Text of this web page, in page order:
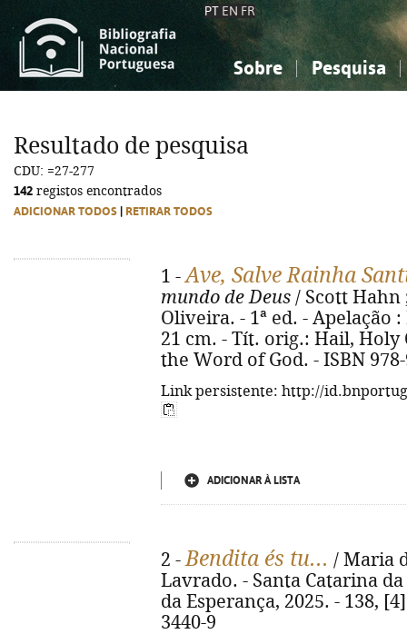
PT EN FR
Sobre Pesquisa
Ciências sociais...
Ciências sociais...
Resultado de pesquisa
CDU: =27-277
142 registos encontrados
ADICIONAR TODOS RETIRAR TODOS
1 -Ave, Salve Rainha
mundo de Deus / Scott
Oliveira. - 1ª ed. - Apelação
21 cm. - Tít. orig.: Hail,
the Word of God. - ISBN
Link persistente: http://
ADICIONAR À LISTA
2 -Bendita és tu... / Maria
Lavrado. - Santa Catarina
da Esperança, 2025. - 138,
3440-9